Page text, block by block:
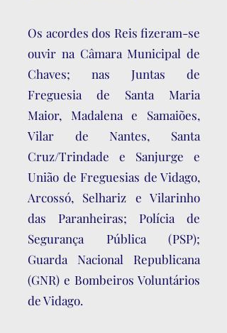
Os acordes dos Reis fizeram-se
ouvir na Câmara Municipal de
Chaves; nas Juntas de
Freguesia de Santa Maria
Maior, Madalena e Samaiões,
Vilar de Nantes, Santa
Cruz/Trindade e Sanjurge e
União de Freguesias de Vidago,
Arcossó, Selhariz e Vilarinho
das Paranheiras; Polícia de
Segurança Pública (PSP);
Guarda Nacional Republicana
(GNR) e Bombeiros Voluntários
de Vidago.